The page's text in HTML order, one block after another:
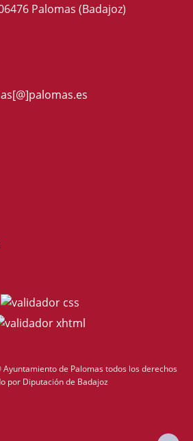
Palomas (Badajoz)
de Palomas todos los derechos
por Diputación de Badajoz